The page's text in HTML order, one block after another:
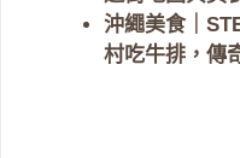
沖繩美食｜
村吃牛排，傳